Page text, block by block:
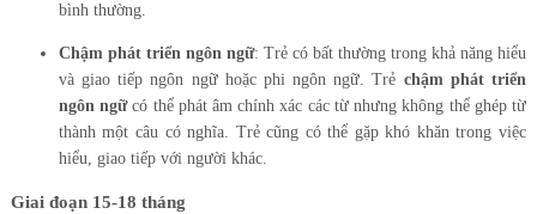
bình thường.
Chậm phát triển ngôn ngữ: Trẻ có bất thường trong khả năng hiểu
và giao tiếp ngôn ngữ hoặc phi ngôn ngữ. Trẻ chậm phát triển
ngôn ngữcó thể phát âm chính xác các từ nhưng không thể ghép từ
thành một câu có nghĩa. Trẻ cũng có thể gặp khó khăn trong việc
hiểu, giao tiếp với người khác.
Giai đoạn 15-18 tháng